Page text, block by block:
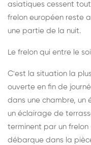
asiatiques cessent
frelon européen reste
une partie de la nuit.
Le frelon qui entre le
C'est la situation la
ouverte en fin de
dans une chambre, un
un éclairage de
terminent par un
débarque dans la